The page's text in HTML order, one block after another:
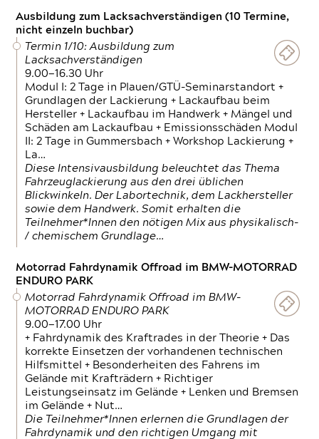
Ausbildung zum Lacksachverständigen (10 Termine,
nicht einzeln buchbar)
Termin 1/10: Ausbildung zum
Lacksachverständigen
9.00—16.30 Uhr
Modul I: 2 Tage in Plauen/GTÜ-Seminarstandort +
Grundlagen der Lackierung + Lackaufbau beim
Hersteller + Lackaufbau im Handwerk + Mängel und
Schäden am Lackaufbau + Emissionsschäden Modul
II: 2 Tage in Gummersbach + Workshop Lackierung +
La…
Diese Intensivausbildung beleuchtet das Thema
Fahrzeuglackierung aus den drei üblichen
Blickwinkeln. Der Labortechnik, dem Lackhersteller
sowie dem Handwerk. Somit erhalten die
Teilnehmer*Innen den nötigen Mix aus physikalisch-
/ chemischem Grundlage…
Motorrad Fahrdynamik Offroad im BMW-MOTORRAD
ENDURO PARK
Motorrad Fahrdynamik Offroad im BMW-
MOTORRAD ENDURO PARK
9.00—17.00 Uhr
+ Fahrdynamik des Kraftrades in der Theorie + Das
korrekte Einsetzen der vorhandenen technischen
Hilfsmittel + Besonderheiten des Fahrens im
Gelände mit Krafträdern + Richtiger
Leistungseinsatz im Gelände + Lenken und Bremsen
im Gelände + Nut…
Die Teilnehmer*Innen erlernen die Grundlagen der
Fahrdynamik und den richtigen Umgang mit